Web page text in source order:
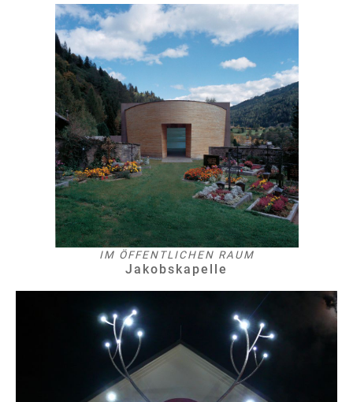
IM ÖFFENTLICHEN RAUM
Jakobskapelle